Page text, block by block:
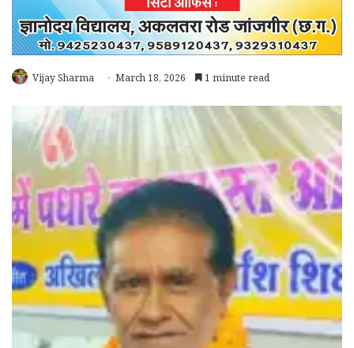
Vijay Sharma March 18, 2026 1 minute read